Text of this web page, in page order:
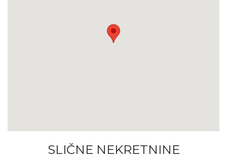
SLIČNE NEKRETNINE